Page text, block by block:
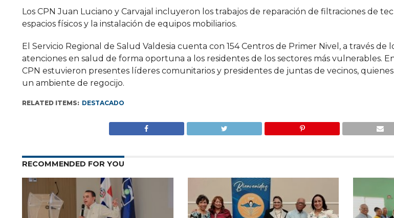
Los CPN Juan Luciano y Carvajal incluyeron los trabajos de reparación de filtraciones de
espacios físicos y la instalación de equipos mobiliarios.
El Servicio Regional de Salud Valdesia cuenta con 154 Centros de Primer Nivel, a través de
atenciones en salud de forma oportuna a los residentes de los sectores más vulnerables.
CPN estuvieron presentes líderes comunitarios y presidentes de juntas de vecinos,
un ambiente de regocijo.
RELATED ITEMS: DESTACADO
RECOMMENDED FOR YOU